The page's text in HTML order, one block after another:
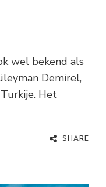
wel bekend als
Demirel,
Het
SHARE